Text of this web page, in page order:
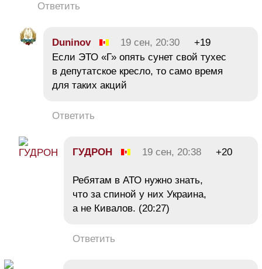
Ответить
Duninov 19 сен, 20:30
+19
Если ЭТО «Г» опять сунет свой тухес
в депутатское кресло, то само время
для таких акций
Ответить
ГУДРОН 19 сен, 20:38 +20
Ребятам в АТО нужно знать,
что за спиной у них Украина,
а не Кивалов. (20:27)
Ответить